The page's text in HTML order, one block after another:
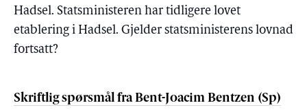
Hadsel. Statsministeren har tidligere lovet
etablering i Hadsel. Gjelder statsministerens lovnad
fortsatt?
Skriftlig spørsmål fra Bent-Joacim Bentzen (Sp)